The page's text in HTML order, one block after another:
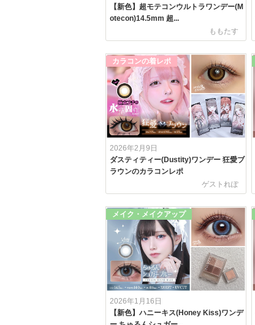
【新色】超モテコンウルトラワンデー(M
otecon)14.5mm 超...
ももたす
カラコンの着レポ
2026年2月9日
ダスティティー(Dustity)ワンデー 狂愛ブ
ラウンのカラコンレポ
ゲストれぽ
メイク・メイクアップ
2026年1月16日
【新色】ハニーキス(Honey Kiss)ワンデ